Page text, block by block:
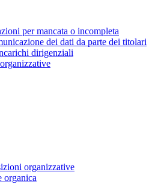
per mancata o incompleta
dei dati da parte dei titolari
dirigenziali
organizzative
organica